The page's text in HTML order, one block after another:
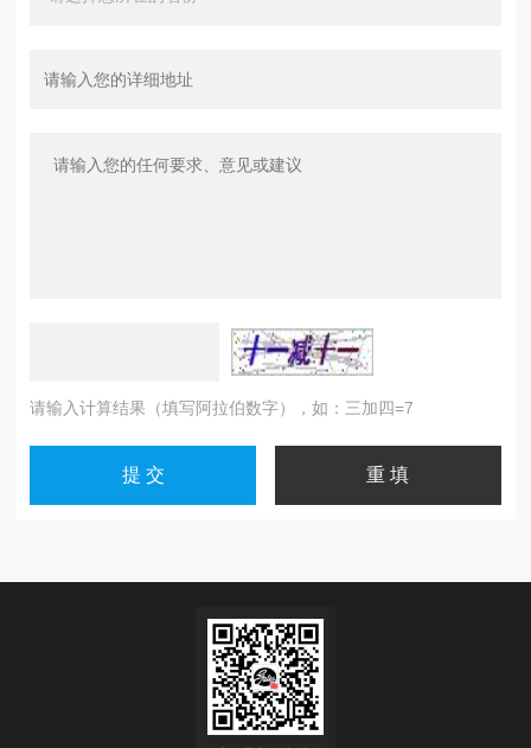
请输入计算结果（填写阿拉伯数字），如：三加四=7